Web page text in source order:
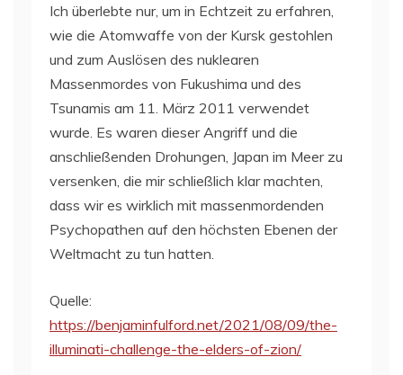
Ich überlebte nur, um in Echtzeit zu erfahren,
wie die Atomwaffe von der Kursk gestohlen
und zum Auslösen des nuklearen
Massenmordes von Fukushima und des
Tsunamis am 11. März 2011 verwendet
wurde. Es waren dieser Angriff und die
anschließenden Drohungen, Japan im Meer zu
versenken, die mir schließlich klar machten,
dass wir es wirklich mit massenmordenden
Psychopathen auf den höchsten Ebenen der
Weltmacht zu tun hatten.
Quelle:
https://benjaminfulford.net/2021/08/09/the-
illuminati-challenge-the-elders-of-zion/